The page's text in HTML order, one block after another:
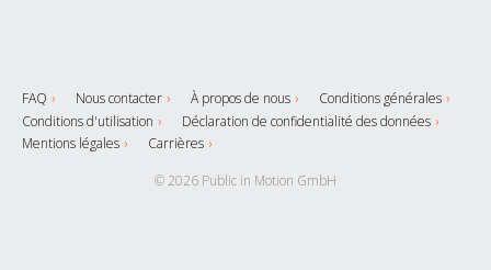
FAQ Nous contacter À propos de nous
Conditions générales
Conditions d'utilisation
Déclaration de confidentialité des données
Mentions légales
Carrières
© 2026 Public in Motion GmbH